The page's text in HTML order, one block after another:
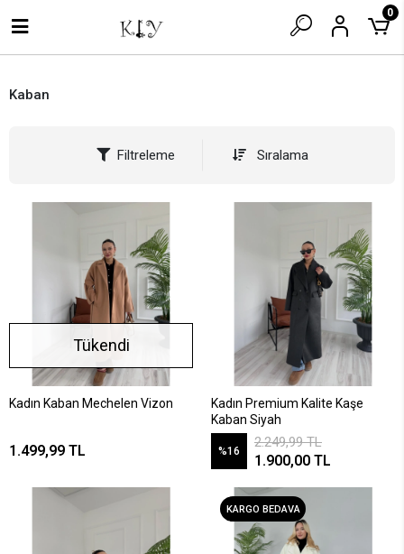
0
Kaban
Filtreleme Sıralama
Tükendi
Kadın Kaban Mechelen Vizon
1.499,99 TL
Kadın Premium Kalite Kaşe
Kaban Siyah
%16
2.249,99 TL
1.900,00 TL
KARGO BEDAVA